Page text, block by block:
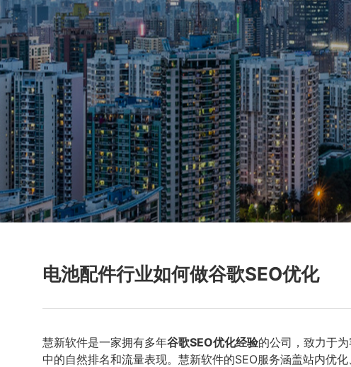
电池配件行业如何做谷歌SEO优化
慧新软件是一家拥有多年谷歌SEO优化经验的公司，致力于
中的自然排名和流量表现。慧新软件的SEO服务涵盖站内优